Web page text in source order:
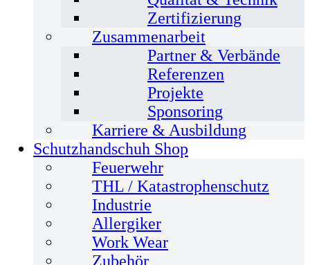
Zertifizierung
Zusammenarbeit
Partner & Verbände
Referenzen
Projekte
Sponsoring
Karriere & Ausbildung
Schutzhandschuh Shop
Feuerwehr
THL / Katastrophenschutz
Industrie
Allergiker
Work Wear
Zubehör